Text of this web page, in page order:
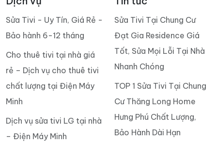
Chia sẻ
Dịch vụ
Sửa Tivi - Uy Tín, Giá Rẻ -
Tin tức
Sửa Tivi Tại Chung Cư